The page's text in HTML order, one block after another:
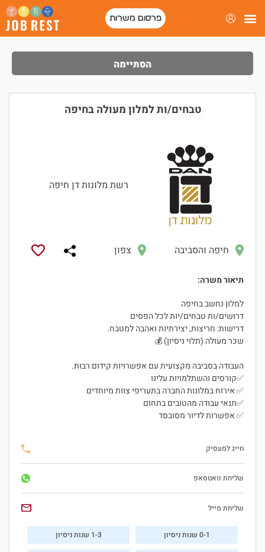
פרסום משרות
הסתיימה
טבחים/ות למלון מעולה בחיפה
רשת מלונות דן חיפה
חיפה והסביבה צפון
תיאור משרה:
למלון נחשב בחיפה
דרושים/ות טבחים/יות לכל הפסים
דרישות: חריצות, יצירתיות ואהבה למטבח.
שכר מעולה (תלוי ניסיון) 💰
העבודה בסביבה מקצועית עם אפשרויות קידום רבות.
✅קורסים והשתלמויות עלינו
✅ אירוח במלונות החברה בתעריפי צוות מיוחדים
✅תנאי עבודה מהטובים בתחום
✅ אפשרות לדיור מסובסד
חייג למעסיק
שליחת וואטסאפ
שליחת מייל
0-1 שנות ניסיון 1-3 שנות ניסיון
היי, אני סיגי
הצ'אטבוט החכמה
של